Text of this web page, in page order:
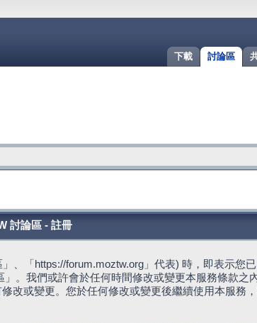
討論區
下載
討論區 - 註冊
、「https://forum.moztw.org」代表) 時，即表示您
。我們或許會於任何時間修改或變更本服務條款之
改或變更。您於任何修改或變更後繼續使用本服務